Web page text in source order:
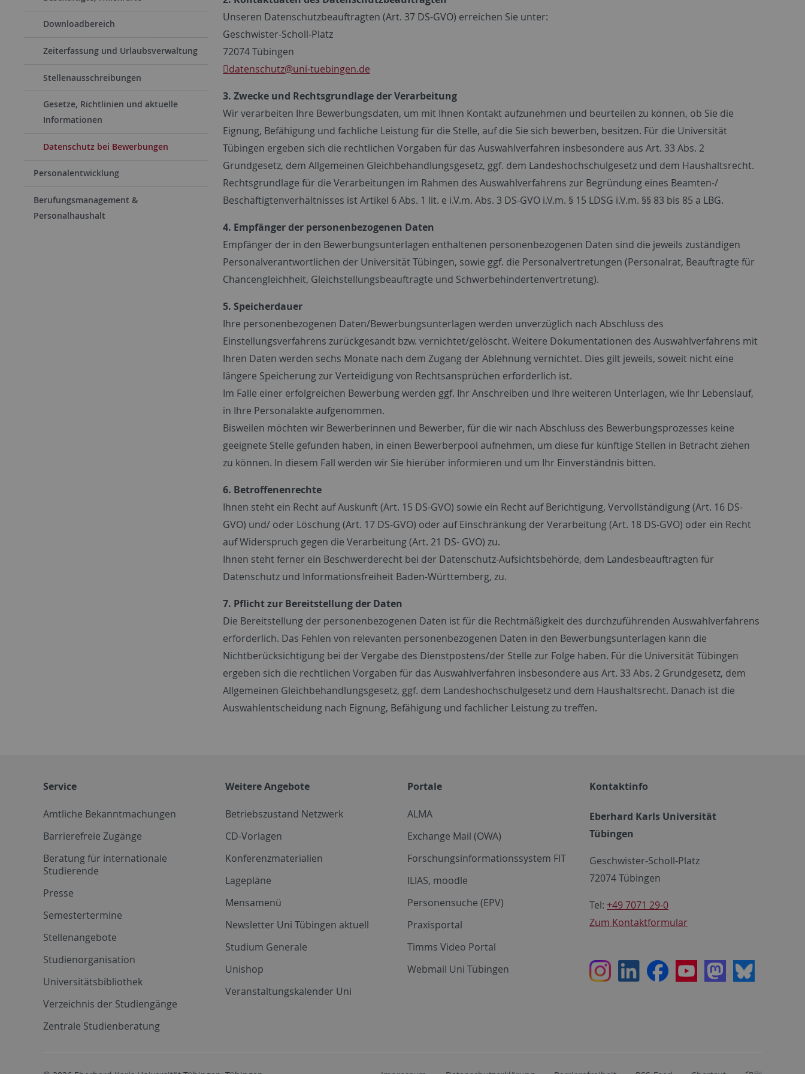
Downloadbereich
Zeiterfassung und Urlaubsverwaltung
Stellenausschreibungen
Gesetze, Richtlinien und aktuelle
Informationen
Datenschutz bei Bewerbungen
Personalentwicklung
Berufungsmanagement &
Personalhaushalt
Unseren Datenschutzbeauftragten (Art. 37 DS-GVO) erreichen Sie unter:
Geschwister-Scholl-Platz
72074 Tübingen
datenschutz@uni-tuebingen.de
3. Zwecke und Rechtsgrundlage der Verarbeitung
Wir verarbeiten Ihre Bewerbungsdaten, um mit Ihnen Kontakt aufzunehmen und beurteilen zu können, ob Sie die
Eignung, Befähigung und fachliche Leistung für die Stelle, auf die Sie sich bewerben, besitzen. Für die Universität
Tübingen ergeben sich die rechtlichen Vorgaben für das Auswahlverfahren insbesondere aus Art. 33 Abs. 2
Grundgesetz, dem Allgemeinen Gleichbehandlungsgesetz, ggf. dem Landeshochschulgesetz und dem Haushaltsrecht.
Rechtsgrundlage für die Verarbeitungen im Rahmen des Auswahlverfahrens zur Begründung eines Beamten-/
Beschäftigtenverhältnisses ist Artikel 6 Abs. 1 lit. e i.V.m. Abs. 3 DS-GVO i.V.m. § 15 LDSG i.V.m. §§ 83 bis 85 a LBG.
4. Empfänger der personenbezogenen Daten
Empfänger der in den Bewerbungsunterlagen enthaltenen personenbezogenen Daten sind die jeweils zuständigen
Personalverantwortlichen der Universität Tübingen, sowie ggf. die Personalvertretungen (Personalrat, Beauftragte für
Chancengleichheit, Gleichstellungsbeauftragte und Schwerbehindertenvertretung).
5. Speicherdauer
Ihre personenbezogenen Daten/Bewerbungsunterlagen werden unverzüglich nach Abschluss des
Einstellungsverfahrens zurückgesandt bzw. vernichtet/gelöscht. Weitere Dokumentationen des Auswahlverfahrens mit
Ihren Daten werden sechs Monate nach dem Zugang der Ablehnung vernichtet. Dies gilt jeweils, soweit nicht eine
längere Speicherung zur Verteidigung von Rechtsansprüchen erforderlich ist.
Im Falle einer erfolgreichen Bewerbung werden ggf. Ihr Anschreiben und Ihre weiteren Unterlagen, wie Ihr Lebenslauf,
in Ihre Personalakte aufgenommen.
Bisweilen möchten wir Bewerberinnen und Bewerber, für die wir nach Abschluss des Bewerbungsprozesses keine
geeignete Stelle gefunden haben, in einen Bewerberpool aufnehmen, um diese für künftige Stellen in Betracht ziehen
zu können. In diesem Fall werden wir Sie hierüber informieren und um Ihr Einverständnis bitten.
6. Betroffenenrechte
Ihnen steht ein Recht auf Auskunft (Art. 15 DS-GVO) sowie ein Recht auf Berichtigung, Vervollständigung (Art. 16 DS-
GVO) und/ oder Löschung (Art. 17 DS-GVO) oder auf Einschränkung der Verarbeitung (Art. 18 DS-GVO) oder ein Recht
auf Widerspruch gegen die Verarbeitung (Art. 21 DS- GVO) zu.
Ihnen steht ferner ein Beschwerderecht bei der Datenschutz-Aufsichtsbehörde, dem Landesbeauftragten für
Datenschutz und Informationsfreiheit Baden-Württemberg, zu.
7. Pflicht zur Bereitstellung der Daten
Die Bereitstellung der personenbezogenen Daten ist für die Rechtmäßigkeit des durchzuführenden Auswahlverfahrens
erforderlich. Das Fehlen von relevanten personenbezogenen Daten in den Bewerbungsunterlagen kann die
Nichtberücksichtigung bei der Vergabe des Dienstpostens/der Stelle zur Folge haben. Für die Universität Tübingen
ergeben sich die rechtlichen Vorgaben für das Auswahlverfahren insbesondere aus Art. 33 Abs. 2 Grundgesetz, dem
Allgemeinen Gleichbehandlungsgesetz, ggf. dem Landeshochschulgesetz und dem Haushaltsrecht. Danach ist die
Auswahlentscheidung nach Eignung, Befähigung und fachlicher Leistung zu treffen.
Service
Amtliche Bekanntmachungen
Barrierefreie Zugänge
Beratung für internationale
Studierende
Presse
Semestertermine
Stellenangebote
Studienorganisation
Universitätsbibliothek
Verzeichnis der Studiengänge
Zentrale Studienberatung
Weitere Angebote
Betriebszustand Netzwerk
CD-Vorlagen
Konferenzmaterialien
Lagepläne
Mensamenü
Newsletter Uni Tübingen aktuell
Studium Generale
Unishop
Veranstaltungskalender Uni
Portale
ALMA
Exchange Mail (OWA)
Forschungsinformationssystem FIT
ILIAS, moodle
Personensuche (EPV)
Praxisportal
Timms Video Portal
Webmail Uni Tübingen
Kontaktinfo
Eberhard Karls Universität
Tübingen
Geschwister-Scholl-Platz
72074 Tübingen
Tel: +49 7071 29-0
Zum Kontaktformular
InstagramLinkedInFacebookYoutubeMastodon
Bluesky